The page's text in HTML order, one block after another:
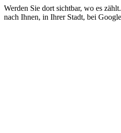
Werden Sie dort sichtbar, wo es
nach Ihnen, in Ihrer Stadt, bei